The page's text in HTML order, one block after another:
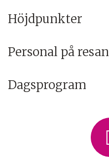
Höjdpunkter
Personal på resan
Dagsprogram